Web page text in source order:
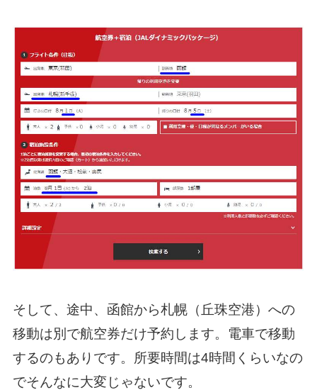
そして、途中、函館から札幌（丘珠空港）への
移動は別で航空券だけ予約します。電車で移動
するのもありです。所要時間は4時間くらいなの
でそんなに大変じゃないです。